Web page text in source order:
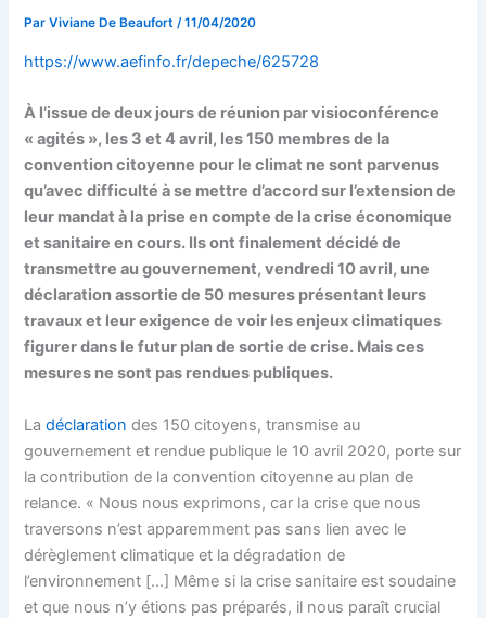
ParViviane De Beaufort/11/04/2020
https://www.aefinfo.fr/depeche/625728
À l’issue de deux jours de réunion par visioconférence
« agités », les 3 et 4 avril, les 150 membres de la
convention citoyenne pour le climat ne sont parvenus
qu’avec difficulté à se mettre d’accord sur l’extension de
leur mandat à la prise en compte de la crise économique
et sanitaire en cours. Ils ont finalement décidé de
transmettre au gouvernement, vendredi 10 avril, une
déclaration assortie de 50 mesures présentant leurs
travaux et leur exigence de voir les enjeux climatiques
figurer dans le futur plan de sortie de crise. Mais ces
mesures ne sont pas rendues publiques.
Ladéclaration des 150 citoyens, transmise au
gouvernement et rendue publique le 10 avril 2020, porte sur
la contribution de la convention citoyenne au plan de
relance. « Nous nous exprimons, car la crise que nous
traversons n’est apparemment pas sans lien avec le
dérèglement climatique et la dégradation de
l’environnement […] Même si la crise sanitaire est soudaine
et que nous n’y étions pas préparés, il nous paraît crucial